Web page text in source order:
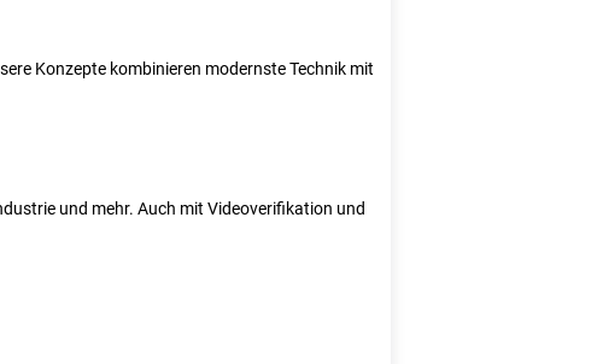
Konzepte kombinieren modernste Technik mit
und mehr. Auch mit Videoverifikation und